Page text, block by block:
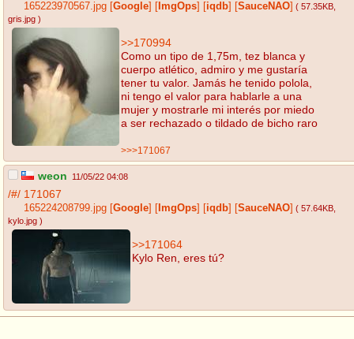
165223970567.jpg Google ImgOps iqdb SauceNAO ( 57.35KB
gris.jpg )
>>170994
Como un tipo de 1,75m, tez blanca y
cuerpo atlético, admiro y me gustaría
tener tu valor. Jamás he tenido polola,
ni tengo el valor para hablarle a una
mujer y mostrarle mi interés por miedo
a ser rechazado o tildado de bicho raro
>>>171067
weon 11/05/22 04:08
/#/ 171067
165224208799.jpg Google ImgOps iqdb SauceNAO ( 57.64KB
kylo.jpg )
>>171064
Kylo Ren, eres tú?